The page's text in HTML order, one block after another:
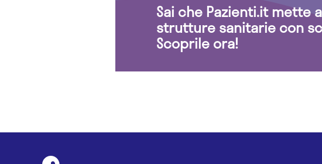
Sai che Pazienti.it mette
strutture sanitarie con
Scoprile ora!